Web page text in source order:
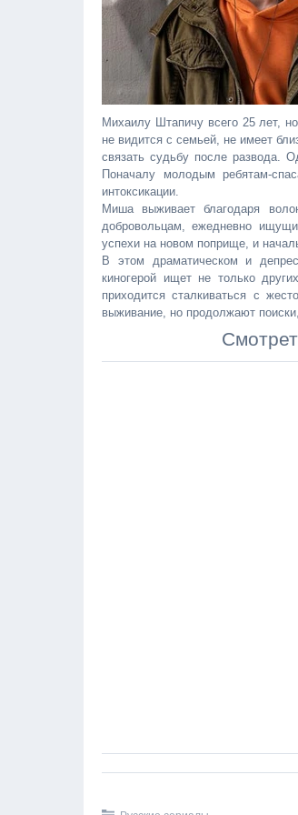
Михаилу Штапичу всего 25 лет,
не видится с семьей, не имеет
связать судьбу после развода.
Поначалу молодым ребятам-
интоксикации.
Миша выживает благодаря
добровольцам, ежедневно
успехи на новом поприще, и
В этом драматическом и
киногерой ищет не только
приходится сталкиваться с
выживание, но продолжают